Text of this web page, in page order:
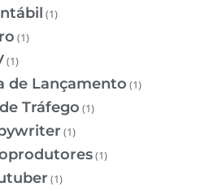
(1)
(1)
(1)
de Lançamento (1)
Tráfego (1)
(1)
(1)
(1)